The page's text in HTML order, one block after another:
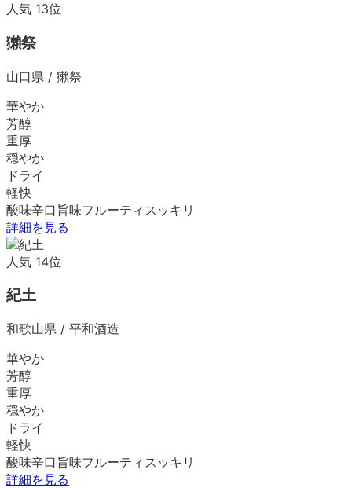
人気 13位
獺祭
山口県 / 獺祭
華やか
芳醇
重厚
穏やか
ドライ
軽快
酸味辛口 旨味フルーティ スッキリ
詳細を見る
人気 14位
紀土
和歌山県 / 平和酒造
華やか
芳醇
重厚
穏やか
ドライ
軽快
酸味辛口 旨味フルーティ スッキリ
詳細を見る